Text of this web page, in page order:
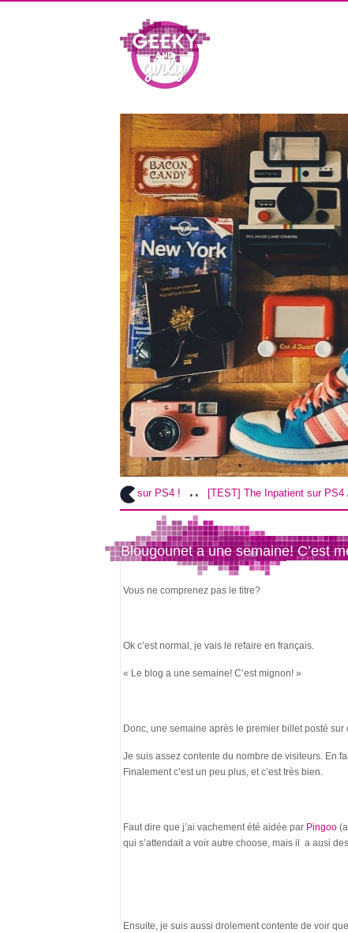
God of War sur PS4 ! .. [TEST] The Inpatient sur PS4 / VR ! ..
Blougounet a une semaine! C’est
Vous ne comprenez pas le titre?
Ok c’est normal, je vais le refaire en français.
« Le blog a une semaine! C’est mignon! »
Donc, une semaine après le premier billet posté sur
Je suis assez contente du nombre de visiteurs. En
Finalement c’est un peu plus, et c’est très bien.
Faut dire que j’ai vachement été aidée par Pingoo
qui s’attendait a voir autre choose, mais il a ausi
Ensuite, je suis aussi drolement contente de voir